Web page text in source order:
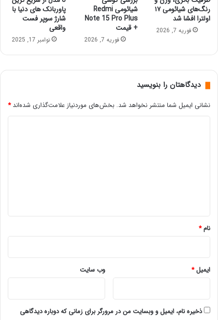
رنگ‌های شیائومی ۱۷
اولترا افشا شد
فوریه 7, 2026
شیائومی Redmi
Note 15 Pro Plus
+ قیمت
فوریه 7, 2026
پاوربانک‌ های دنیا با
شارژ سوپر فست
واقعی
نوامبر 17, 2025
دیدگاهتان را بنویسید
نشانی ایمیل شما منتشر نخواهد شد. بخش‌های موردنیاز علامت‌گذاری شده‌اند*
نام*
ایمیل* وب‌ سایت
ذخیره نام، ایمیل و وبسایت من در مرورگر برای زمانی که دوباره دیدگاهی